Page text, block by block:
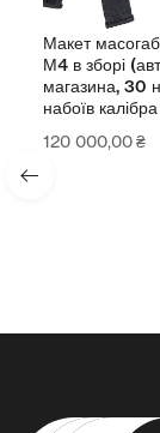
Макет
М4 в зборі
магазина, 30
набоїв
120 000,00₴